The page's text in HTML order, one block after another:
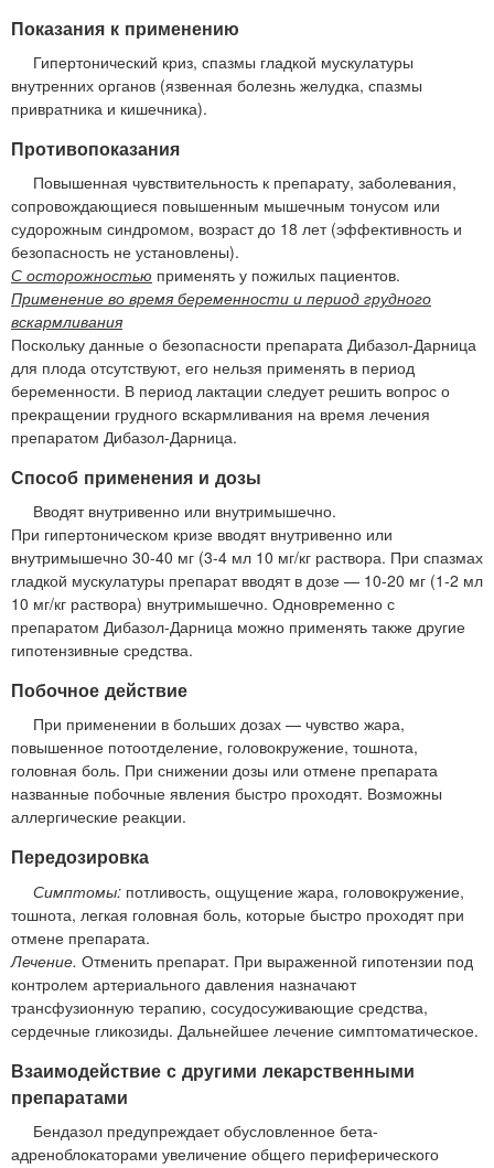
Показания к применению
Гипертонический криз, спазмы гладкой мускулатуры
внутренних органов (язвенная болезнь желудка, спазмы
привратника и кишечника).
Противопоказания
Повышенная чувствительность к препарату, заболевания,
сопровождающиеся повышенным мышечным тонусом или
судорожным синдромом, возраст до 18 лет (эффективность и
безопасность не установлены).
С осторожностью применять у пожилых пациентов.
Применение во время беременности и период грудного
вскармливания
Поскольку данные о безопасности препарата Дибазол-Дарница
для плода отсутствуют, его нельзя применять в период
беременности. В период лактации следует решить вопрос о
прекращении грудного вскармливания на время лечения
препаратом Дибазол-Дарница.
Способ применения и дозы
Вводят внутривенно или внутримышечно.
При гипертоническом кризе вводят внутривенно или
внутримышечно 30-40 мг (3-4 мл 10 мг/кг раствора. При спазмах
гладкой мускулатуры препарат вводят в дозе — 10-20 мг (1-2 мл
10 мг/кг раствора) внутримышечно. Одновременно с
препаратом Дибазол-Дарница можно применять также другие
гипотензивные средства.
Побочное действие
При применении в больших дозах — чувство жара,
повышенное потоотделение, головокружение, тошнота,
головная боль. При снижении дозы или отмене препарата
названные побочные явления быстро проходят. Возможны
аллергические реакции.
Передозировка
Симптомы: потливость, ощущение жара, головокружение,
тошнота, легкая головная боль, которые быстро проходят при
отмене препарата.
Лечение. Отменить препарат. При выраженной гипотензии под
контролем артериального давления назначают
трансфузионную терапию, сосудосуживающие средства,
сердечные гликозиды. Дальнейшее лечение симптоматическое.
Взаимодействие с другими лекарственными
препаратами
Бендазол предупреждает обусловленное бета-
адреноблокаторами увеличение общего периферического